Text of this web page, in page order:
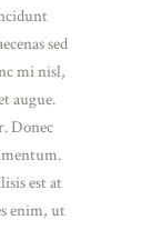
sed
mi nisl,
augue.
Donec
est at
enim, ut